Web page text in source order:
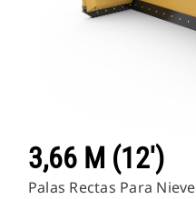
3,66 M (12')
Palas Rectas Para Nieve